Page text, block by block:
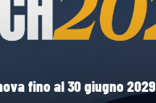
fino al 30 giugno 2029